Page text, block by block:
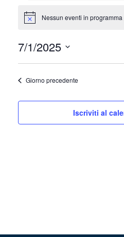
Eventi
for
Luglio
1,
2025
Notice Nessun eventi in
7/1/2025
Seleziona
data.
Giorno precedente
Iscriviti al